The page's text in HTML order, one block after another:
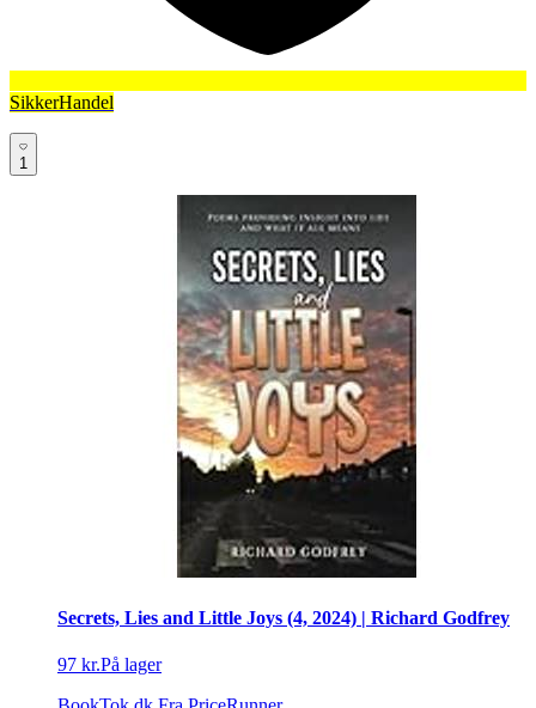
SikkerHandel
1
Secrets, Lies and Little Joys (4, 2024) | Richard Godfrey
97 kr.På lager